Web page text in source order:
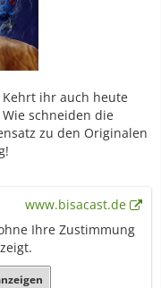
ihr auch heute
schneiden die
zu den Originalen
www.bisacast.de
Ihre Zustimmung